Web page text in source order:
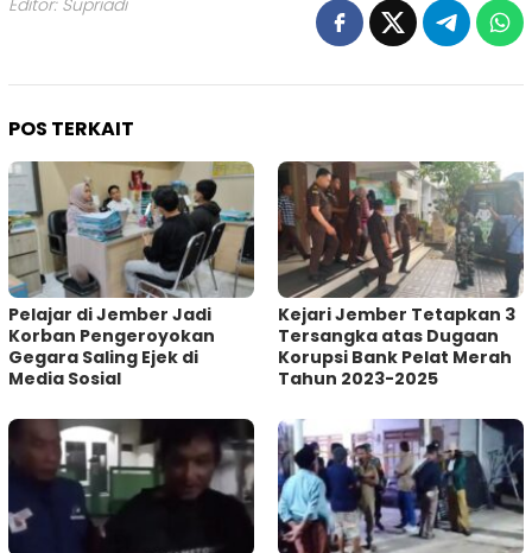
POS TERKAIT
Pelajar di Jember Jadi
Korban Pengeroyokan
Gegara Saling Ejek di
Media Sosial
Kejari Jember Tetapkan 3
Tersangka atas Dugaan
Korupsi Bank Pelat Merah
Tahun 2023-2025